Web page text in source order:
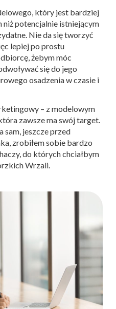
który jest bardziej
potencjalnie istniejącym
Nie da się tworzyć
lepiej po prostu
żebym móc
się do jego
osadzenia w czasie i
– z modelowym
zawsze ma swój target.
sam, jeszcze przed
zrobiłem sobie bardzo
do których chciałbym
Wrzali.